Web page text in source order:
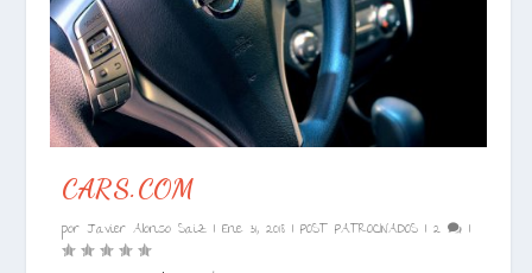
CARS.COM
por Javier Alonso Saiz |Ene 31, 2018 |POST PATROCINADOS |2 |